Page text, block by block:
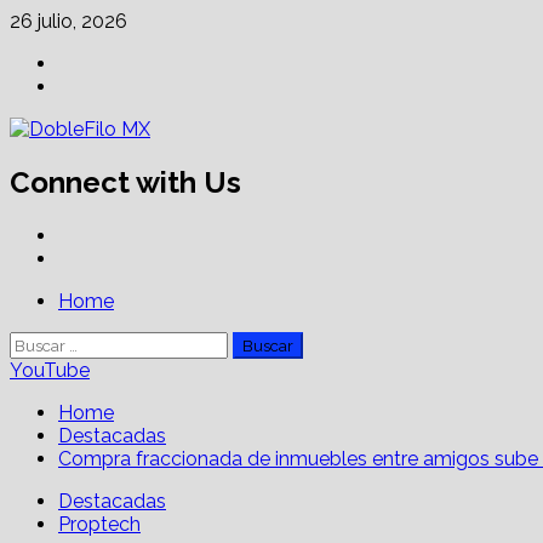
Skip
content
26 julio, 2026
Connect with Us
PrimaryHome
Buscar:
YouTube
Home
Destacadas
Compra fraccionada de inmuebles entre amigos sube
Destacadas
Proptech